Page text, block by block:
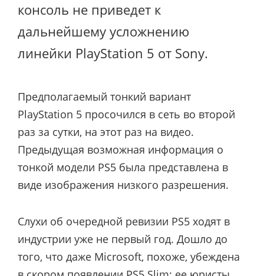
консоль не приведет к
дальнейшему усложнению
линейки PlayStation 5 от Sony.
Предполагаемый тонкий вариант
PlayStation 5 просочился в сеть во второй
раз за сутки, на этот раз на видео.
Предыдущая возможная информация о
тонкой модели PS5 была представлена в
виде изображения низкого разрешения.
Слухи об очередной ревизии PS5 ходят в
индустрии уже не первый год. Дошло до
того, что даже Microsoft, похоже, убеждена